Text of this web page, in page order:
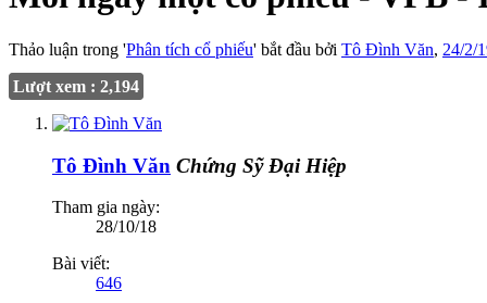
Thảo luận trong 'Phân tích cổ phiếu' bắt đầu bởi Tô Đình Văn, 24/2/
Lượt xem : 2,194
Tô Đình Văn Chứng Sỹ Đại Hiệp
Tham gia ngày:
28/10/18
Bài viết:
646